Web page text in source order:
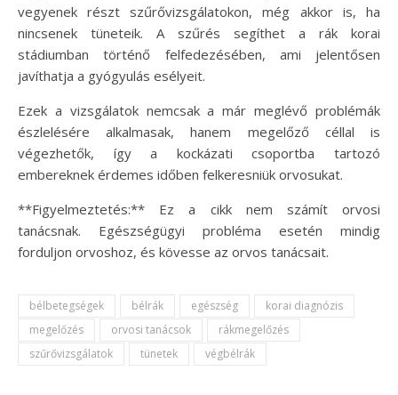
vegyenek részt szűrővizsgálatokon, még akkor is, ha
nincsenek tüneteik. A szűrés segíthet a rák korai
stádiumban történő felfedezésében, ami jelentősen
javíthatja a gyógyulás esélyeit.
Ezek a vizsgálatok nemcsak a már meglévő problémák
észlelésére alkalmasak, hanem megelőző céllal is
végezhetők, így a kockázati csoportba tartozó
embereknek érdemes időben felkeresniük orvosukat.
**Figyelmeztetés:** Ez a cikk nem számít orvosi
tanácsnak. Egészségügyi probléma esetén mindig
forduljon orvoshoz, és kövesse az orvos tanácsait.
bélbetegségek bélrák egészség
korai diagnózis
megelőzés
orvosi tanácsok
rákmegelőzés
szűrővizsgálatok
tünetek végbélrák